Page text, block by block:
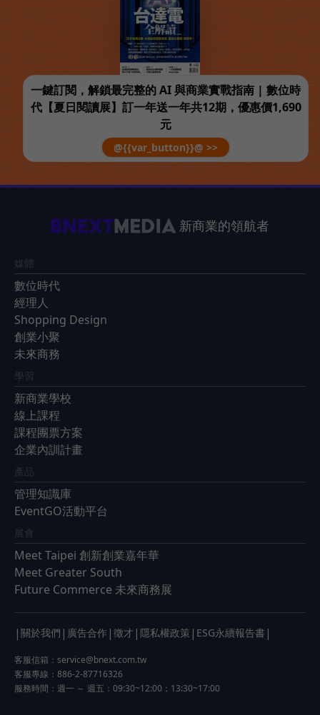
一鍵訂閱，解鎖最完整的 AI 與商業實戰指南 | 數位時
代【夏日閱讀展】訂一年送一年共12期，優惠價1,690
元
@{{var_button}}@ >>
新商業的領航者
媒體
數位時代
經理人
Shopping Design
創業小聚
未來商務
學習
新商業學校
線上課程
課程團票方案
企業內訓計畫
產品
管理知識庫
EventGO活動平台
展會
Meet Taipei 創新創業嘉年華
Meet Greater South
Future Commerce 未來商務展
| 關於我們 | 廣告合作 | 徵才 | 隱私權政策 | ESG永續報告書 |
客服信箱： service@bnext.com.tw
客服專線：886-2-87716326
服務時間：週一 ～ 週五：09:30~12:00；13:30~17:00